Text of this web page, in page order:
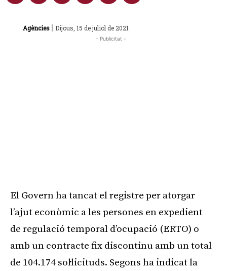
Agències | Dijous, 15 de juliol de 2021
- Publicitat -
El Govern ha tancat el registre per atorgar
l’ajut econòmic a les persones en expedient
de regulació temporal d’ocupació (ERTO) o
amb un contracte fix discontinu amb un total
de 104.174 sol·licituds. Segons ha indicat la